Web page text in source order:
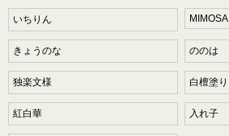
いちりん MIMOSA
きょうのな ののは
独楽文様 白檀塗り
紅白華 入れ子